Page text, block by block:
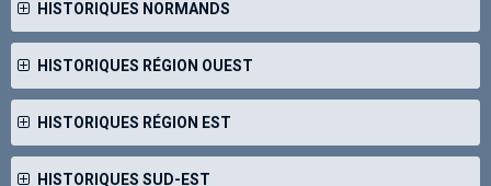
HISTORIQUES NORMANDS
HISTORIQUES RÉGION OUEST
HISTORIQUES RÉGION EST
HISTORIQUES SUD-EST